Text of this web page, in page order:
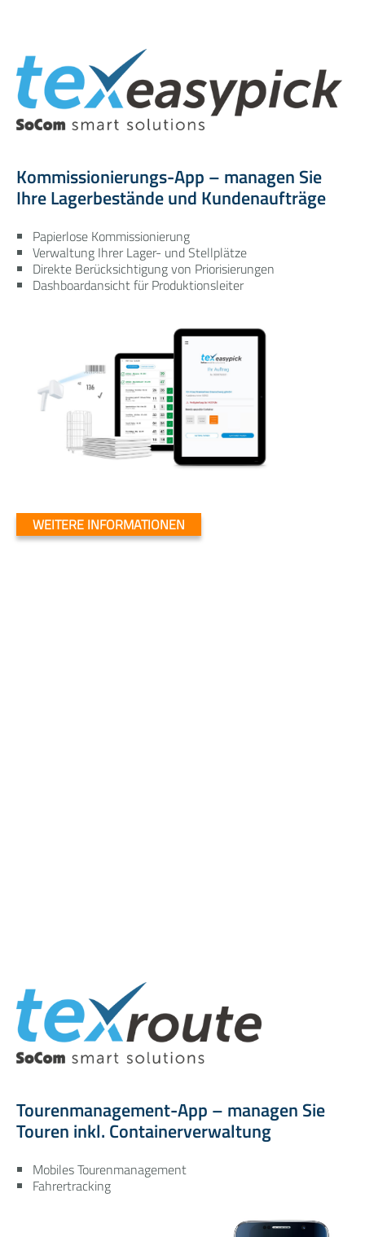
Kommissionierungs-App – managen Sie
Ihre Lagerbestände und Kundenaufträge
Papierlose Kommissionierung
Verwaltung Ihrer Lager- und Stellplätze
Direkte Berücksichtigung von Priorisierungen
Dashboardansicht für Produktionsleiter
WEITERE INFORMATIONEN
Tourenmanagement-App – managen Sie
Touren inkl. Containerverwaltung
Mobiles Tourenmanagement
Fahrertracking